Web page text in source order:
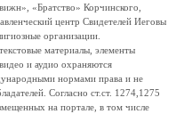
«Братство» Корчинского,
центр Свидетелей Иеговы
организации.
материалы, элементы
и аудио охраняются
нормами права и не
Согласно ст.ст. 1274,1275
на портале, в том числе